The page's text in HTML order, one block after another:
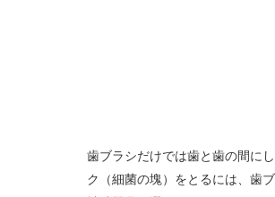
歯ブラシだけでは歯と歯の間に
ク（細菌の塊）をとるには、歯